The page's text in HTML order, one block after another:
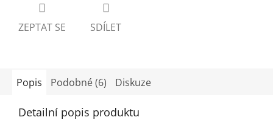
ZEPTAT SE SDÍLET
Popis Podobné (6) Diskuze
Detailní popis produktu